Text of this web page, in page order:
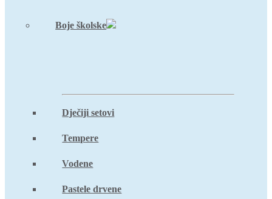
Boje školske
Dječiji setovi
Tempere
Vodene
Pastele drvene